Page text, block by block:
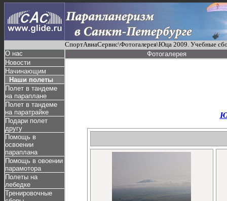
СпортАвиаСервис\Фотогалерея\Юца 2009. Учебные
О нас
Новости
Начинающим
Наши полеты
Полет в тандеме
на параплане
Полет в тандеме
на паратрайке
Подари полет
другу
Помощь в
освоении
параплана
Помощь в овоении
парамотора
Полеты на
лебедке
Тренировочные
Фотогалерея